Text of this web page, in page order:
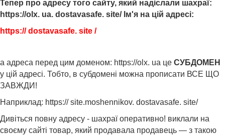
Тепер про адресу того сайту, який надіслали шахраї:
https://olx. ua. dostavasafe. site/ Ім'я на цій адресі:
https:// dostavasafe. site /
а адреса перед цим доменом: https://olx. ua це СУБДОМЕН
у цій адресі. Тобто, в субдомені можна прописати ВСЕ ЩО
ЗАВЖДИ!
Наприклад: https:// site.moshennikov. dostavasafe. site/
Дивіться повну адресу - шахраї оперативно! виклали на
своєму сайті товар, який продавала продавець — з такою